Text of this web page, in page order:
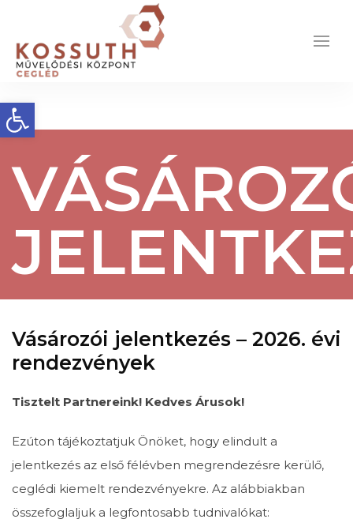
Eszköztár megnyitása
Vásározói jelentkezés – 2026. évi
rendezvények
Tisztelt Partnereink! Kedves Árusok!
Ezúton tájékoztatjuk Önöket, hogy elindult a
jelentkezés az első félévben megrendezésre kerülő,
ceglédi kiemelt rendezvényekre. Az alábbiakban
összefoglaljuk a legfontosabb tudnivalókat: